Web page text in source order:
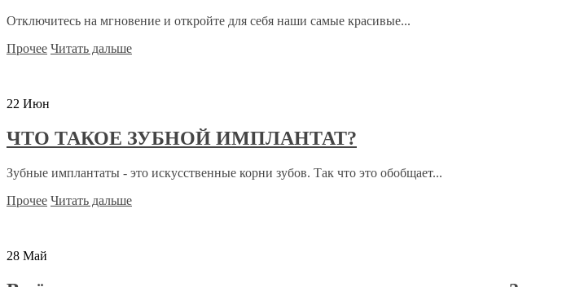
Отключитесь на мгновение и откройте для себя наши самые красивые...
Прочее Читать дальше
22 Июн
ЧТО ТАКОЕ ЗУБНОЙ ИМПЛАНТАТ?
Зубные имплантаты - это искусственные корни зубов. Так что это обобщает...
Прочее Читать дальше
28 Май